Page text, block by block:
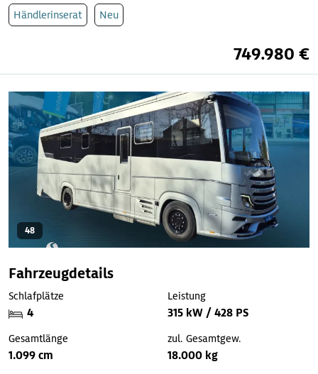
Händlerinserat Neu
749.980 €
48
Fahrzeugdetails
Schlafplätze
4
Leistung
315 kW / 428 PS
Gesamtlänge
1.099 cm
zul. Gesamtgew.
18.000 kg